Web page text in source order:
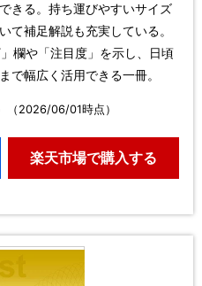
きる。持ち運びやすいサイズ
て補足解説も充実している。
欄や「注目度」を示し、日頃
で幅広く活用できる一冊。
（2026/06/01時点）
楽天市場で購入する